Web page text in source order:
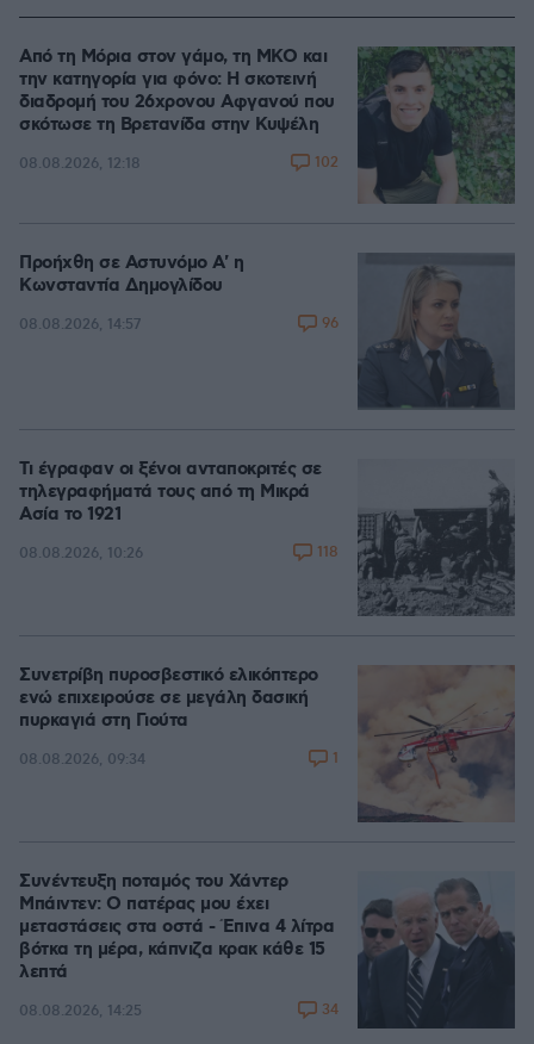
Από τη Μόρια στον γάμο, τη ΜΚΟ και
την κατηγορία για φόνο: Η σκοτεινή
διαδρομή του 26χρονου Αφγανού που
σκότωσε τη Βρετανίδα στην Κυψέλη
08.08.2026, 12:18 102
Προήχθη σε Αστυνόμο Α' η
Κωνσταντία Δημογλίδου
08.08.2026, 14:57 96
Τι έγραφαν οι ξένοι ανταποκριτές σε
τηλεγραφήματά τους από τη Μικρά
Ασία το 1921
08.08.2026, 10:26 118
Συνετρίβη πυροσβεστικό ελικόπτερο
ενώ επιχειρούσε σε μεγάλη δασική
πυρκαγιά στη Γιούτα
08.08.2026, 09:34 1
Συνέντευξη ποταμός του Χάντερ
Μπάιντεν: Ο πατέρας μου έχει
μεταστάσεις στα οστά - Έπινα 4 λίτρα
βότκα τη μέρα, κάπνιζα κρακ κάθε 15
λεπτά
08.08.2026, 14:25 34